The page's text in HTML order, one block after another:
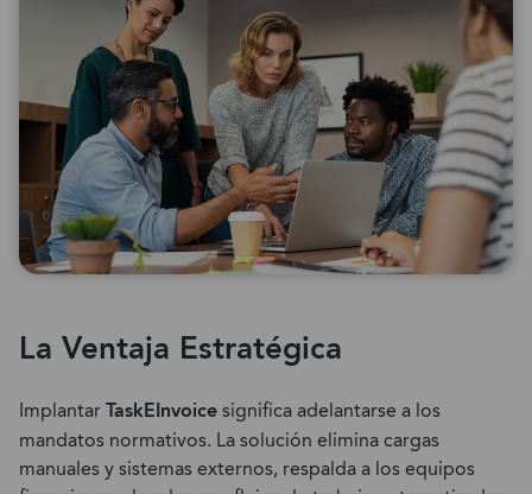
La Ventaja Estratégica
ImplantarTaskEInvoicesignifica adelantarse a los
mandatos normativos. La solución elimina cargas
manuales y sistemas externos, respalda a los equipos